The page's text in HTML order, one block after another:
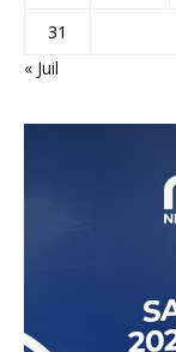
31
« Juil